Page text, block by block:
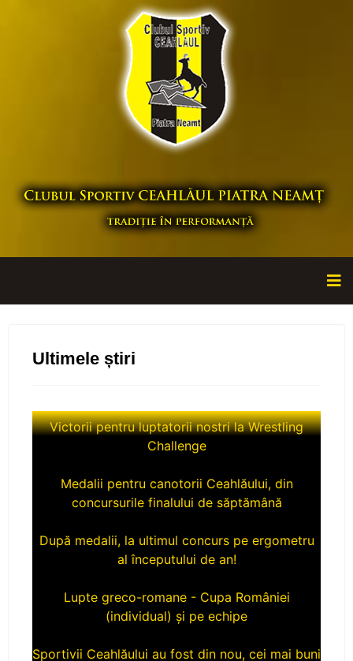
Ultimele știri
Victorii pentru luptatorii nostri la Wrestling
Challenge
Medalii pentru canotorii Ceahlăului, din
concursurile finalului de săptămână
După medalii, la ultimul concurs pe ergometru
al începutului de an!
Lupte greco-romane - Cupa României
(individual) și pe echipe
Sportivii Ceahlăului au fost din nou, cei mai buni